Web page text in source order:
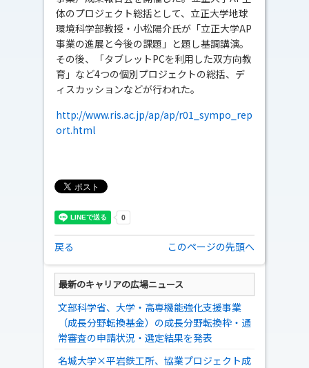
体のプロジェクト総括として、立正大学地球
環境科学部教授・小松陽介氏が「立正大学AP
事業の進展と今後の課題」と題し基調講演。
その後、「タブレットPCを利用した双方向教
育」など4つの個別プロジェクトの総括、デ
ィスカッションなどが行われた。
http://www.ris.ac.jp/ap/ap/r01_sympo_rep
ort.html
戻る このページの先頭へ
最新のキャリアの広場ニュース
文部科学省、大学・高専機能強化支援事業
（成長分野転換基金）の成長分野転換枠・通
常審査の申請状況・選定結果を発表
名城大学×平岩鉄工所、協業プロジェクト成